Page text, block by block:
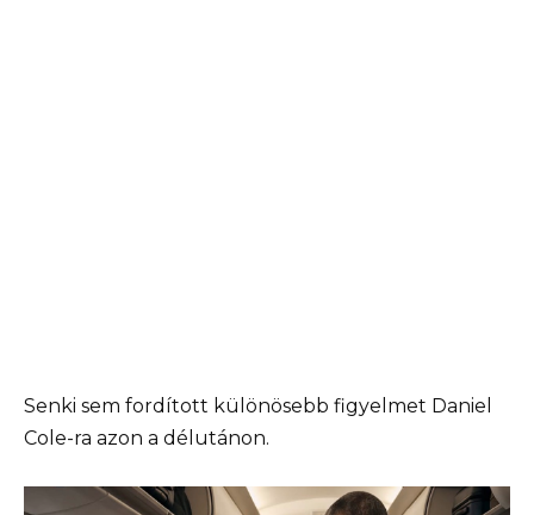
Senki sem fordított különösebb figyelmet Daniel
Cole-ra azon a délutánon.